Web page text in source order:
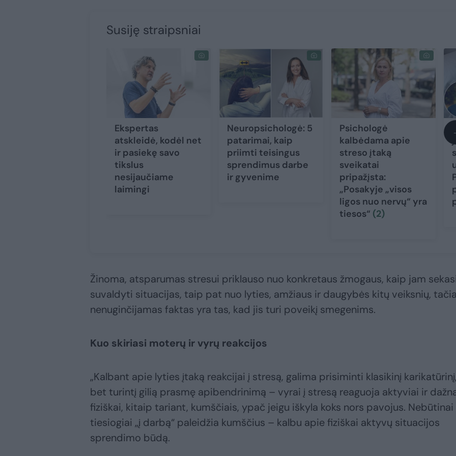
Susiję straipsniai
Ekspertas
atskleidė, kodėl net
ir pasiekę savo
tikslus
nesijaučiame
laimingi
Neuropsichologė: 5
patarimai, kaip
priimti teisingus
sprendimus darbe
ir gyvenime
Psichologė
kalbėdama apie
streso įtaką
sveikatai
pripažįsta:
„Posakyje „visos
ligos nuo nervų“ yra
tiesos“ (2)
Žinoma, atsparumas stresui priklauso nuo konkretaus žmogaus, kaip jam
suvaldyti situacijas, taip pat nuo lyties, amžiaus ir daugybės kitų veiksnių,
nenuginčijamas faktas yra tas, kad jis turi poveikį smegenims.
Kuo skiriasi moterų ir vyrų reakcijos
„Kalbant apie lyties įtaką reakcijai į stresą, galima prisiminti klasikinį
bet turintį gilią prasmę apibendrinimą – vyrai į stresą reaguoja aktyviai ir
fiziškai, kitaip tariant, kumščiais, ypač jeigu iškyla koks nors pavojus. Nebūtinai
tiesiogiai „į darbą“ paleidžia kumščius – kalbu apie fiziškai aktyvų situacijos
sprendimo būdą.